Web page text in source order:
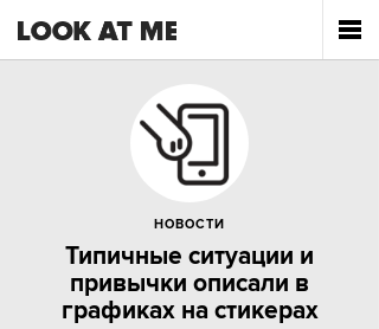
НОВОСТИ
Типичные ситуации и
привычки описали в
графиках на стикерах